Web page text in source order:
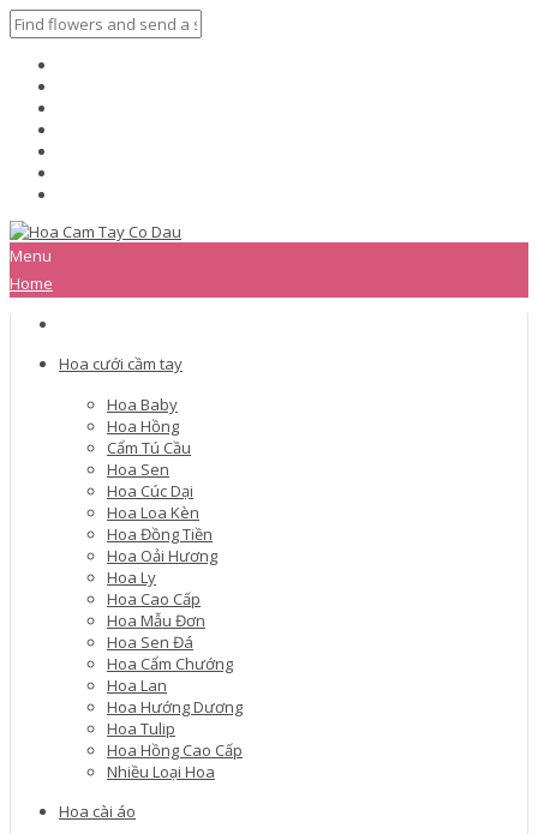
Menu
Home
Hoa cưới cầm tay
Hoa Baby
Hoa Hồng
Cẩm Tú Cầu
Hoa Sen
Hoa Cúc Dại
Hoa Loa Kèn
Hoa Đồng Tiền
Hoa Oải Hương
Hoa Ly
Hoa Cao Cấp
Hoa Mẫu Đơn
Hoa Sen Đá
Hoa Cẩm Chướng
Hoa Lan
Hoa Hướng Dương
Hoa Tulip
Hoa Hồng Cao Cấp
Nhiều Loại Hoa
Hoa cài áo